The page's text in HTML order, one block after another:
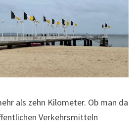
als zehn Kilometer. Ob man da
Verkehrsmitteln